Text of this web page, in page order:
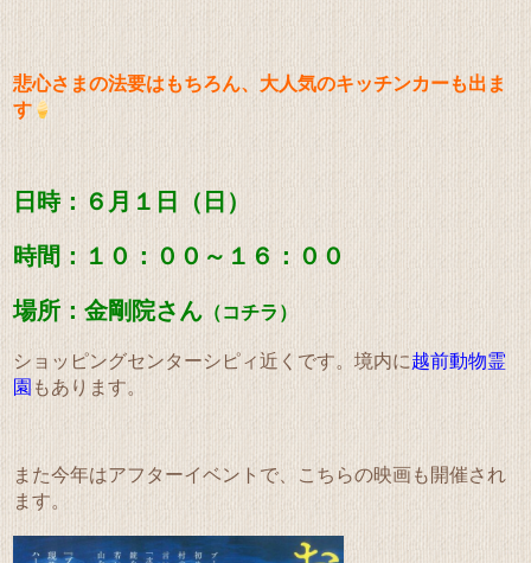
悲心さまの法要はもちろん、 大人気のキッチンカーも出ま
す
日時：６月１日（日）
時間：１０ ：００～１６：００
場所：金剛院さん （コチラ ）
ショッピングセンターシピィ近くです。境内に越前動物霊
園もあります。
また今年はアフターイベントで、こちらの映画も開催され
ます。